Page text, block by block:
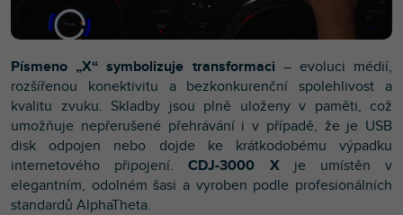
Písmeno „X“ symbolizuje transformaci – evoluci médií,
rozšířenou konektivitu a bezkonkurenční spolehlivost a
kvalitu zvuku. Skladby jsou plně uloženy v paměti, což
umožňuje nepřerušené přehrávání i v případě, že je USB
disk odpojen nebo dojde ke krátkodobému výpadku
internetového připojení.CDJ-3000 Xje umístěn v
elegantním, odolném šasi a vyroben podle profesionálních
standardů AlphaTheta.